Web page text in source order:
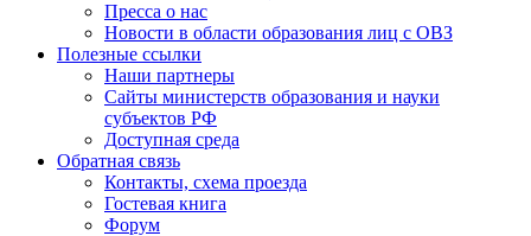
Пресса о нас
Новости в области образования лиц с ОВЗ
Полезные ссылки
Наши партнеры
Сайты министерств образования и науки
субъектов РФ
Доступная среда
Обратная связь
Контакты, схема проезда
Гостевая книга
Форум